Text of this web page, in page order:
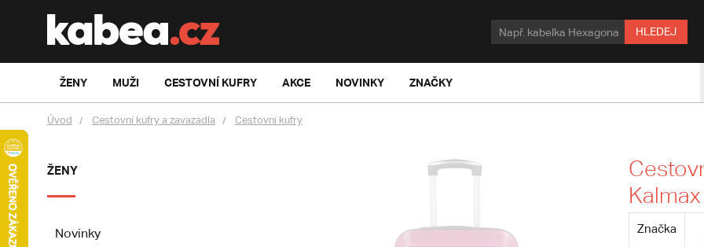
HLEDEJ
ŽENY MUŽI CESTOVNÍ KUFRY AKCE NOVINKY ZNAČKY
Úvod Cestovní kufry a zavazadla Cestovní kufry
ŽENY
Novinky
Kalmax
Značka